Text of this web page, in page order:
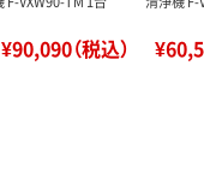
¥90,090（税込）